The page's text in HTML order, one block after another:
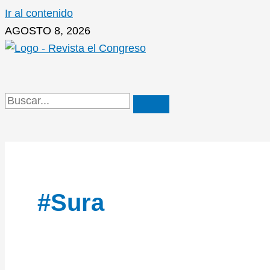
Ir al contenido
AGOSTO 8, 2026
#sura